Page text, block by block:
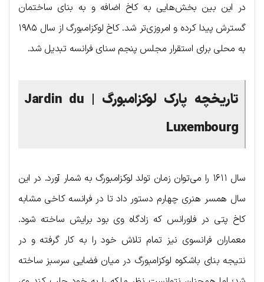
در این بین بخش‌هایی به کاخ اضافه و به بنای ساختمان
گسترش پیدا کرده و امروزی‌تر شد. کاخ لوکزامبورگ از سال ۱۹۸۵
به محلی برای استقرار مجلس پنجم سنای فرانسه تبدیل شد.
تاریخچه پارک لوکزامبورگ | Jardin du
Luxembourg
سال ۱۶۱۱ را می‌توان زمان تولد لوکزامبورگ به شمار آورد. در این
سال همسر هنری چهارم دستور داد تا در فرانسه کاخی مشابه
کاخ پتی در فلورانس که زادگاه وی بود برایش ساخته شود.
معماران فرانسوی نیز تمام تلاش خود را به کار گرفته و در
نتیجه بنای باشکوه لوکزامبورگ در میان فضایی سرسبز ساخته